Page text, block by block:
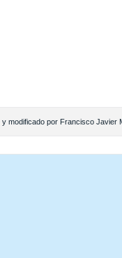
y modificado por Francisco Javier